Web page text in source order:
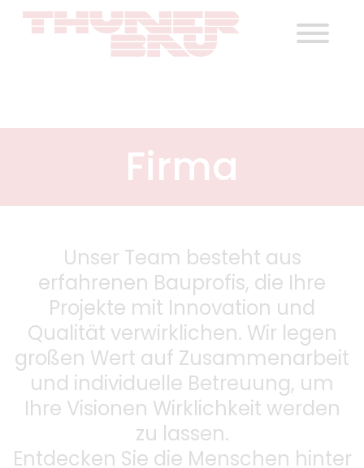
Firma
Unser Team besteht aus
erfahrenen Bauprofis, die Ihre
Projekte mit Innovation und
Qualität verwirklichen. Wir legen
großen Wert auf Zusammenarbeit
und individuelle Betreuung, um
Ihre Visionen Wirklichkeit werden
zu lassen.
Entdecken Sie die Menschen hinter